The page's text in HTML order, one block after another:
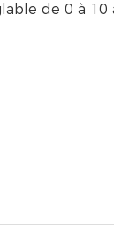
de 0 à 10